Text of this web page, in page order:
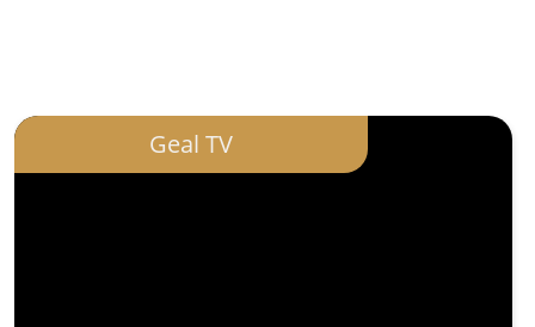
Geal TV